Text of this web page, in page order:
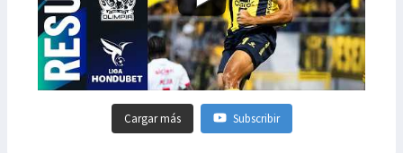
Cargar más Subscribir